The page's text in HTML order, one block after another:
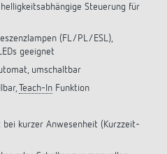
Steuerung für
(FL/PL/ESL),
geeignet
umschaltbar
Teach-In Funktion
kurzer Anwesenheit (Kurzzeit-